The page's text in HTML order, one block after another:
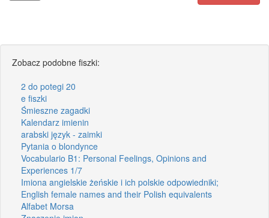
Zobacz podobne fiszki:
2 do potegi 20
e fiszki
Śmieszne zagadki
Kalendarz imienin
arabski język - zaimki
Pytania o blondynce
Vocabulario B1: Personal Feelings, Opinions and
Experiences 1/7
Imiona angielskie żeńskie i ich polskie odpowiedniki;
English female names and their Polish equivalents
Alfabet Morsa